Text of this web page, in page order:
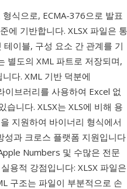
식으로, ECMA-376으로 발표
에 기반합니다. XLSX 파일은 통
이블, 구성 요소 간 관계를 기
별도의 XML 파트로 저장되며,
다. XML 기반 덕분에
브러리를 사용하여 Excel 없
니다. XLSX는 XLS에 비해 용
지원하여 바이너리 형식에서
성과 크로스 플랫폼 지원입니다
Numbers 및 수많은 전문
용적 강점입니다: XLSX 파일은
구조는 파일이 부분적으로 손